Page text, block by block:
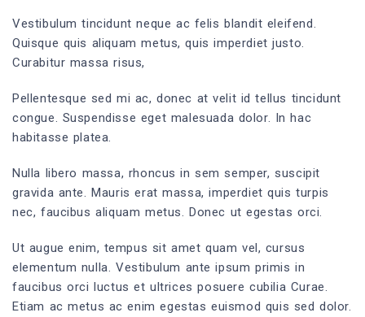
Vestibulum tincidunt neque ac felis blandit eleifend.
Quisque quis aliquam metus, quis imperdiet justo.
Curabitur massa risus,
Pellentesque sed mi ac, donec at velit id tellus tincidunt
congue. Suspendisse eget malesuada dolor. In hac
habitasse platea.
Nulla libero massa, rhoncus in sem semper, suscipit
gravida ante. Mauris erat massa, imperdiet quis turpis
nec, faucibus aliquam metus. Donec ut egestas orci.
Ut augue enim, tempus sit amet quam vel, cursus
elementum nulla. Vestibulum ante ipsum primis in
faucibus orci luctus et ultrices posuere cubilia Curae.
Etiam ac metus ac enim egestas euismod quis sed dolor.